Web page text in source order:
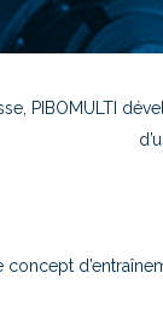
PIBOMULTI
concept